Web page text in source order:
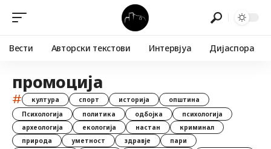
Вести Авторски текстови Интервјуа Дијаспора
промоција
# култура спорт историја
општина
Психологија
политика одбојка
психологија
археологија
екологија настан
криминал
природа
уметност здравје
пари